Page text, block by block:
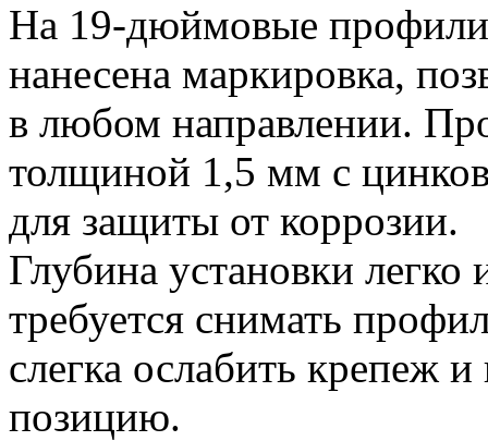
На 19-дюймовые
нанесена маркировка,
в любом направлении.
толщиной 1,5 мм с
для защиты от коррозии.
Глубина установки легко
требуется снимать
слегка ослабить крепеж
позицию.